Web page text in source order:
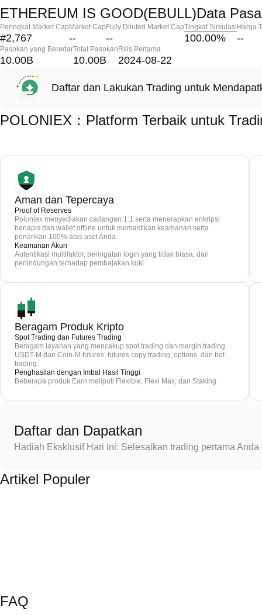
ETHEREUM IS GOOD(EBULL)Data
Peringkat Market Cap
#2,767
Market Cap
--
Fully Diluted Market Cap
--
Tingkat Sirkulasi
100.00%
Harga
--
Pasokan yang Beredar
10.00B
Total Pasokan
10.00B
Rilis Pertama
2024-08-22
Daftar dan Lakukan Trading untuk
POLONIEX：Platform Terbaik untuk
Aman dan Tepercaya
Proof of Reserves
Poloniex menyediakan cadangan 1:1 serta menerapkan enkripsi
berlapis dan wallet offline untuk memastikan keamanan serta
penarikan 100% atas aset Anda.
Keamanan Akun
Autentikasi multifaktor, peringatan login yang tidak biasa, dan
perlindungan terhadap pembajakan kuki
Beragam Produk Kripto
Spot Trading dan Futures Trading
Beragam layanan yang mencakup spot trading dan margin trading,
USDT-M dan Coin-M futures, futures copy trading, options, dan bot
trading.
Penghasilan dengan Imbal Hasil Tinggi
Beberapa produk Earn meliputi Flexible, Flexi Max, dan Staking.
Daftar dan Dapatkan
Hadiah Eksklusif Hari Ini: Selesaikan trading pertama
Artikel Populer
FAQ